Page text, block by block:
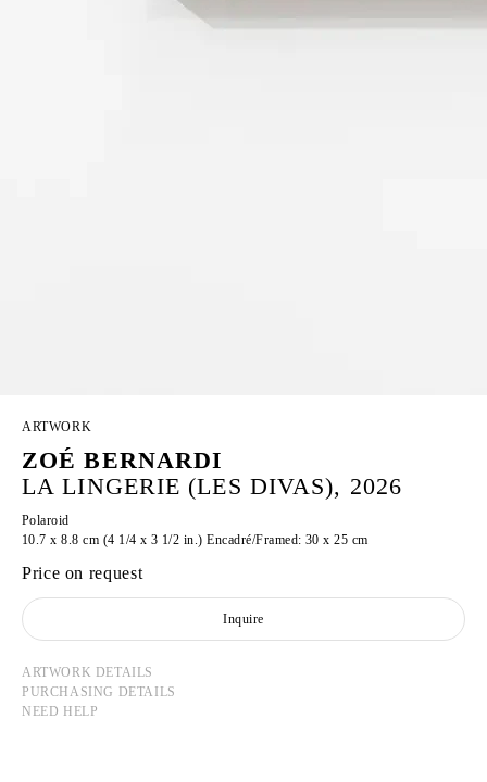
ARTWORK
ZOÉ BERNARDI
LA LINGERIE (LES DIVAS), 2026
Polaroid
10.7 x 8.8 cm (4 1/4 x 3 1/2 in.) Encadré/Framed: 30 x 25 cm
Price on request
Inquire
ARTWORK DETAILS
PURCHASING DETAILS
NEED HELP